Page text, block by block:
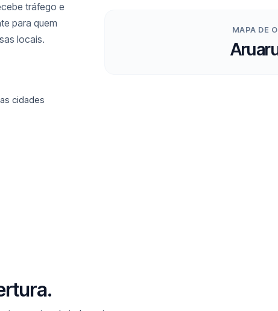
tráfego e
para quem
locais.
cidades
MAPA DE